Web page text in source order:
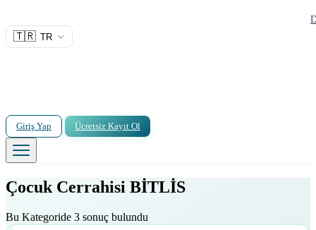
🇹🇷 TR
Giriş Yap Ücretsiz Kayıt Ol
Çocuk Cerrahisi BİTLİS
Bu Kategoride 3 sonuç bulundu